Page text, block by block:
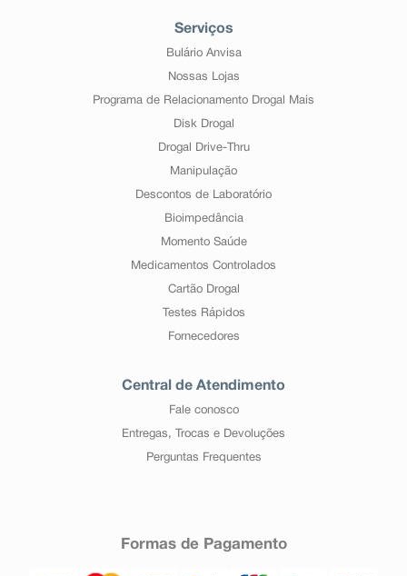
Serviços
Bulário Anvisa
Nossas Lojas
Programa de Relacionamento Drogal Mais
Disk Drogal
Drogal Drive-Thru
Manipulação
Descontos de Laboratório
Bioimpedância
Momento Saúde
Medicamentos Controlados
Cartão Drogal
Testes Rápidos
Fornecedores
Central de Atendimento
Fale conosco
Entregas, Trocas e Devoluções
Perguntas Frequentes
Formas de Pagamento